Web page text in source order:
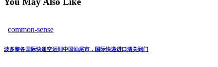
common-sense
波多黎各国际快递空运到中国汕尾市，国际快递进口清关到门